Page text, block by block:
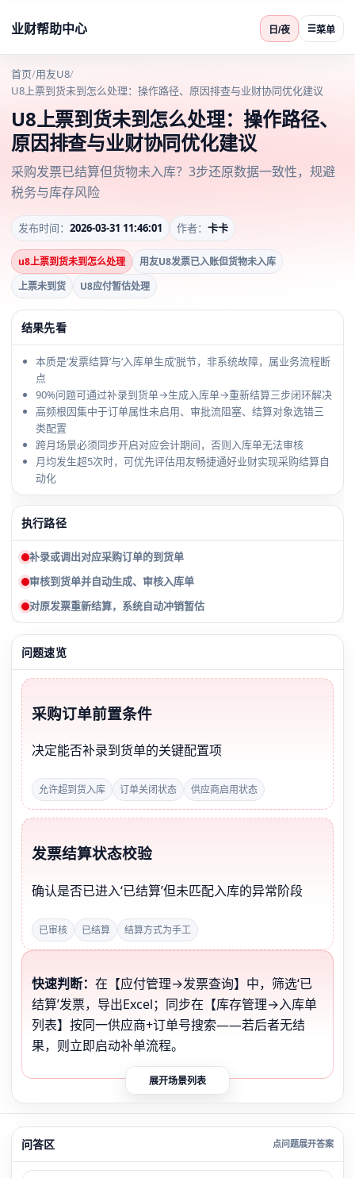
业财帮助中心 日/夜 ☰菜单
首页/用友U8/
U8上票到货未到怎么处理：操作路径、原因排查与业财协同优化建议
U8上票到货未到怎么处理：操作路径、
原因排查与业财协同优化建议
采购发票已结算但货物未入库？3步还原数据一致性，规避
税务与库存风险
发布时间： 2026-03-31 11:46:01 作者： 卡卡
u8上票到货未到怎么处理
用友U8发票已入账但货物未入库
上票未到货
U8应付暂估处理
结果先看
本质是‘发票结算’与‘入库单生成’脱节，非系统故障，属业务流程断
点
90%问题可通过补录到货单→生成入库单→重新结算三步闭环解决
高频根因集中于订单属性未启用、审批流阻塞、结算对象选错三
类配置
跨月场景必须同步开启对应会计期间，否则入库单无法审核
月均发生超5次时，可优先评估用友畅捷通好业财实现采购结算自
动化
执行路径
补录或调出对应采购订单的到货单
审核到货单并自动生成、审核入库单
对原发票重新结算，系统自动冲销暂估
问题速览
采购订单前置条件
决定能否补录到货单的关键配置项
允许超到货入库 订单关闭状态 供应商启用状态
发票结算状态校验
确认是否已进入‘已结算’但未匹配入库的异常阶段
已审核 已结算 结算方式为手工
快速判断： 在【应付管理→发票查询】中，筛选‘已
结算’发票，导出Excel；同步在【库存管理→入库单
列表】按同一供应商+订单号搜索——若后者无结
果，则立即启动补单流程。
展开场景列表
问答区